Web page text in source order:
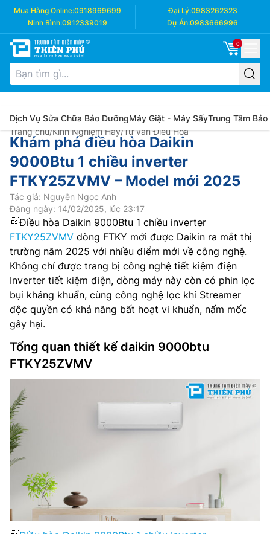
Mua Hàng Online:0918969699 Đại Lý:0983262323
Ninh Bình:0912339019 Dự Án:0983666996
0
Dịch Vụ Sửa Chữa Bảo DưỡngMáy Giặt - Máy SấyTrung Tâm Bảo
Trang chủ/Kinh Nghiệm Hay/Tư vấn Điều Hòa
Khám phá điều hòa Daikin
9000Btu 1 chiều inverter
FTKY25ZVMV – Model mới 2025
Tác giả: Nguyễn Ngọc Anh
Đăng ngày: 14/02/2025, lúc 23:17
Điều hòa Daikin 9000Btu 1 chiều inverter
FTKY25ZVMV dòng FTKY mới được Daikin ra mắt thị
trường năm 2025 với nhiều điểm mới về công nghệ.
Không chỉ được trang bị công nghệ tiết kiệm điện
Inverter tiết kiệm điện, dòng máy này còn có phin lọc
bụi kháng khuẩn, cùng công nghệ lọc khí Streamer
độc quyền có khả năng bất hoạt vi khuẩn, nấm mốc
gây hại.
Tổng quan thiết kế daikin 9000btu
FTKY25ZVMV